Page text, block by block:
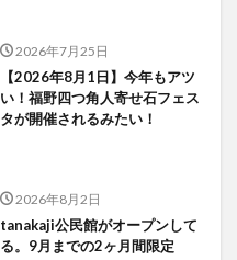
2026年7月25日
【2026年8月1日】今年もアツ
い！福野四つ角人寄せ石フェス
タが開催されるみたい！
2026年8月2日
tanakaji公民館がオープンして
る。9月までの2ヶ月間限定